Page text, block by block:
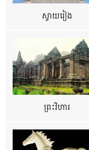
ស្វាយរៀង
ព្រះវិហារ